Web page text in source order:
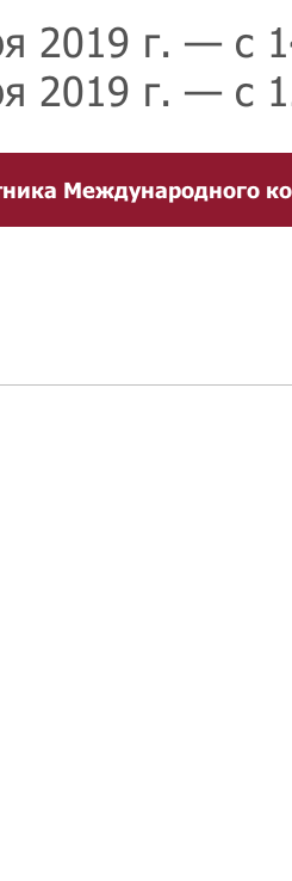
2019 г. — с
2019 г. — с
Международного